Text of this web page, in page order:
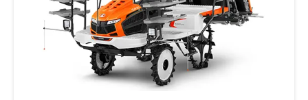
โครงการเกษตรแปลงใหญ่
เอกสารดาวน์โหลด
วารสารออนไลน์
ไทย English